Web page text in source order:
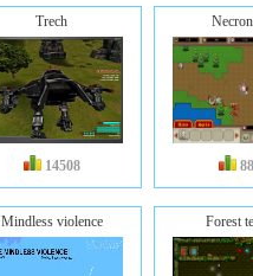
Trech
14508
Mindless violence Forest